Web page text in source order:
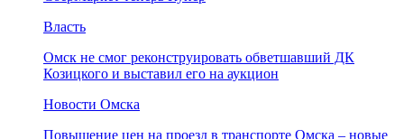
Власть
Омск не смог реконструировать обветшавший ДК
Козицкого и выставил его на аукцион
Новости Омска
Повышение цен на проезд в транспорте Омска – новые